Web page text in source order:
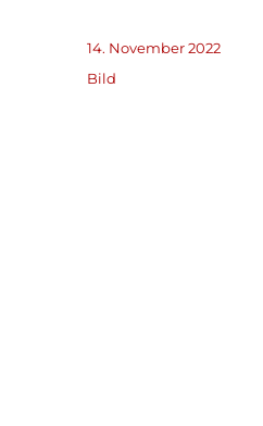
Veröffentlicht
am
14. November 2022
Format
Bild